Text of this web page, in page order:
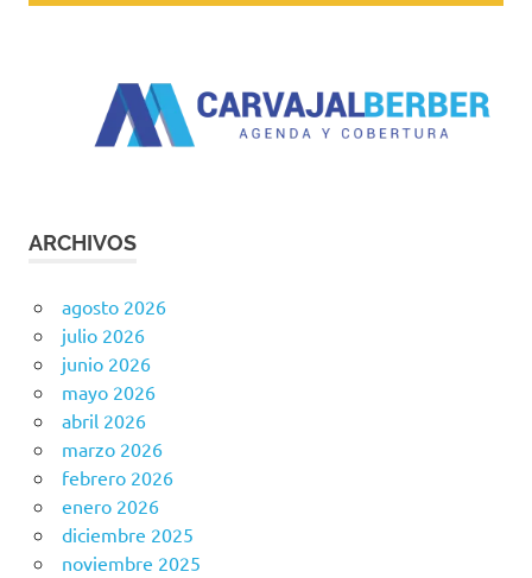
ARCHIVOS
agosto 2026
julio 2026
junio 2026
mayo 2026
abril 2026
marzo 2026
febrero 2026
enero 2026
diciembre 2025
noviembre 2025